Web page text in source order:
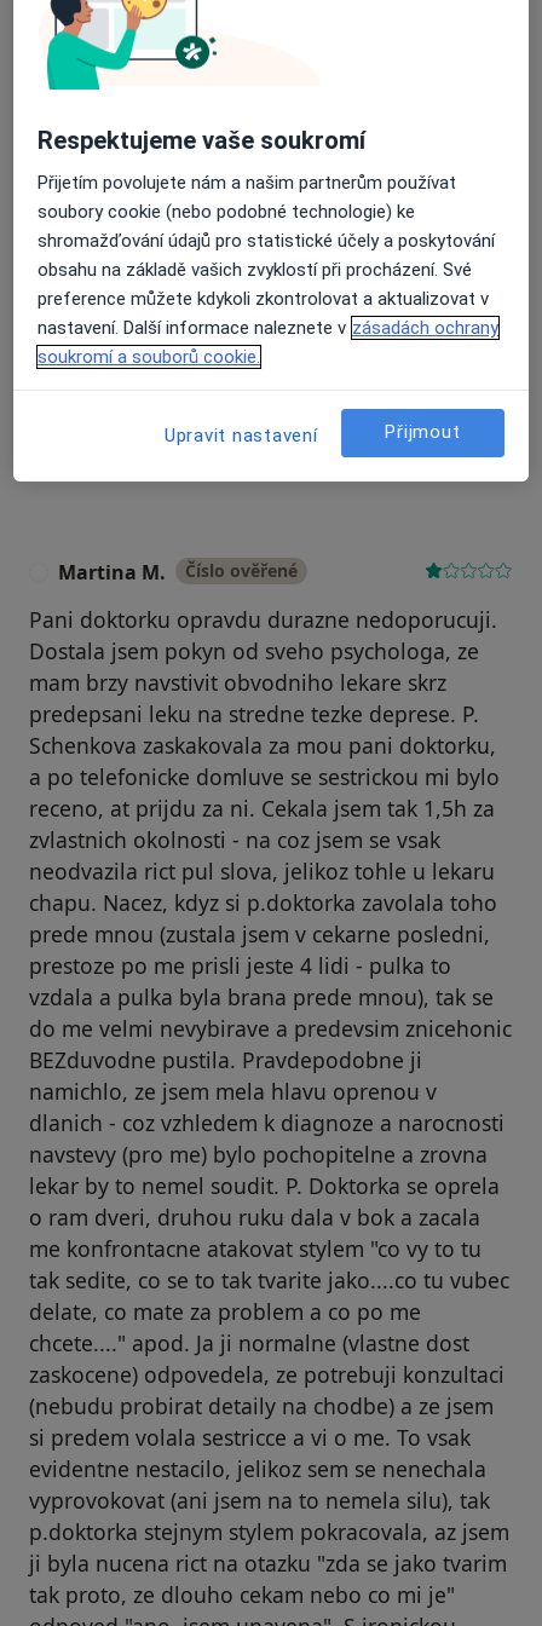
32 názorů
Recenze pacientů jsou pro nás důležité.
Specialisté nemají možnost zaplatit za
odstranění nebo změnu recenze pacienta.
Další informace. Další informace o názorech
Hledejte v názorech
Martina M. Číslo ověřené
Pani doktorku opravdu durazne nedoporucuji.
Dostala jsem pokyn od sveho psychologa, ze
mam brzy navstivit obvodniho lekare skrz
predepsani leku na stredne tezke deprese. P.
Schenkova zaskakovala za mou pani doktorku,
a po telefonicke domluve se sestrickou mi bylo
receno, at prijdu za ni. Cekala jsem tak 1,5h za
zvlastnich okolnosti - na coz jsem se vsak
neodvazila rict pul slova, jelikoz tohle u lekaru
chapu. Nacez, kdyz si p.doktorka zavolala toho
prede mnou (zustala jsem v cekarne posledni,
prestoze po me prisli jeste 4 lidi - pulka to
vzdala a pulka byla brana prede mnou), tak se
do me velmi nevybirave a predevsim znicehonic
BEZduvodne pustila. Pravdepodobne ji
namichlo, ze jsem mela hlavu oprenou v
dlanich - coz vzhledem k diagnoze a narocnosti
navstevy (pro me) bylo pochopitelne a zrovna
lekar by to nemel soudit. P. Doktorka se oprela
o ram dveri, druhou ruku dala v bok a zacala
me konfrontacne atakovat stylem "co vy to tu
tak sedite, co se to tak tvarite jako....co tu vubec
delate, co mate za problem a co po me
chcete...." apod. Ja ji normalne (vlastne dost
zaskocene) odpovedela, ze potrebuji konzultaci
(nebudu probirat detaily na chodbe) a ze jsem
si predem volala sestricce a vi o me. To vsak
evidentne nestacilo, jelikoz sem se nenechala
vyprovokovat (ani jsem na to nemela silu), tak
p.doktorka stejnym stylem pokracovala, az jsem
ji byla nucena rict na otazku "zda se jako tvarim
tak proto, ze dlouho cekam nebo co mi je"
Respektujeme vaše soukromí
Přijetím povolujete nám a našim partnerům používat
soubory cookie (nebo podobné technologie) ke
shromažďování údajů pro statistické účely a poskytování
obsahu na základě vašich zvyklostí při procházení. Své
preference můžete kdykoli zkontrolovat a aktualizovat v
nastavení. Další informace naleznete v zásadách ochrany
soukromí a souborů cookie.
Upravit nastavení Přijmout